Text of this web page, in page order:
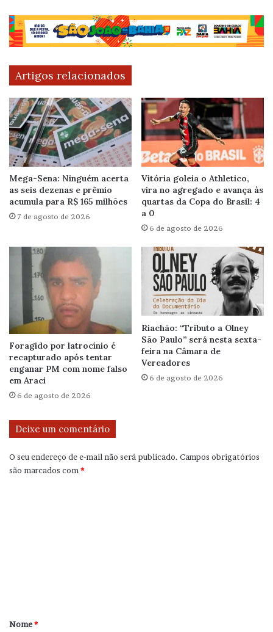
Artigos relacionados
Mega-Sena: Ninguém acerta
as seis dezenas e prêmio
acumula para R$ 165 milhões
7 de agosto de 2026
Vitória goleia o Athletico,
vira no agregado e avança às
quartas da Copa do Brasil: 4
a 0
6 de agosto de 2026
Foragido por latrocínio é
recapturado após tentar
enganar PM com nome falso
em Araci
6 de agosto de 2026
Riachão: “Tributo a Olney
São Paulo” será nesta sexta-
feira na Câmara de
Vereadores
6 de agosto de 2026
Deixe um comentário
O seu endereço de e-mail não será publicado. Campos obrigatórios
são marcados com*
r
Nome*